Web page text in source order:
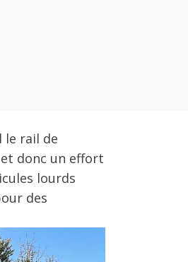
le rail de
donc un effort
lourds
des